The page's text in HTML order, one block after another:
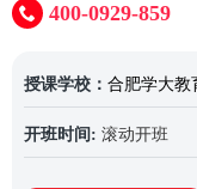
400-0929-859
授课学校： 合肥学大教
开班时间: 滚动开班